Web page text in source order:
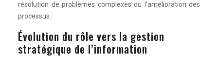
résolution de problèmes complexes ou l’amélioration des
processus.
Évolution du rôle vers la gestion
stratégique de l’information